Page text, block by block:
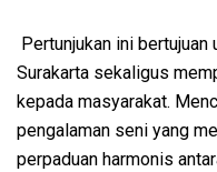
Pertunjukan ini bertujuan
Surakarta sekaligus
kepada masyarakat.
pengalaman seni yang
perpaduan harmonis